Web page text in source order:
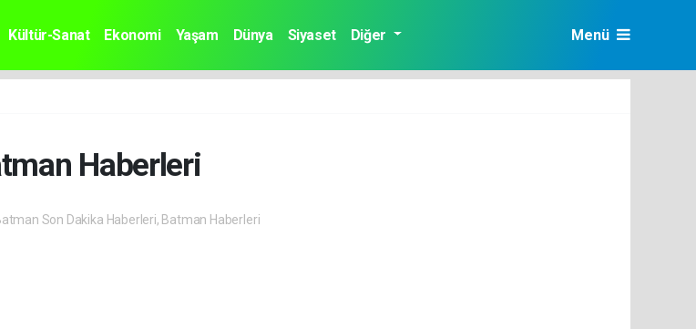
Kültür-Sanat Ekonomi Yaşam Dünya Siyaset Diğer Menü
Haberleri
Son Dakika Haberleri, Batman Haberleri